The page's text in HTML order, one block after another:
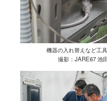
機器の入れ替えなど工
撮影：JARE67 池